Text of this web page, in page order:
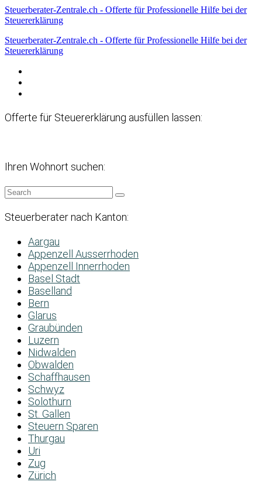
Steuerberater-Zentrale.ch - Offerte für Professionelle Hilfe bei der
Steuererklärung
Steuerberater-Zentrale.ch - Offerte für Professionelle Hilfe bei der
Steuererklärung
Offerte für Steuererklärung ausfüllen lassen:
Ihren Wohnort suchen:
Steuerberater nach Kanton:
Aargau
Appenzell Ausserrhoden
Appenzell Innerrhoden
Basel Stadt
Baselland
Bern
Glarus
Graubünden
Luzern
Nidwalden
Obwalden
Schaffhausen
Schwyz
Solothurn
St. Gallen
Steuern Sparen
Thurgau
Uri
Zug
Zürich